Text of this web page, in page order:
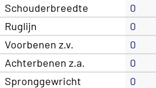
Schouderbreedte
0
Ruglijn
0
Voorbenen z.v.
0
Achterbenen z.a.
0
Spronggewricht
0